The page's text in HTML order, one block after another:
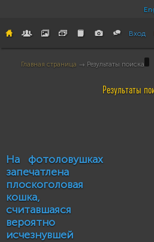
Вход
Главная страница → Результаты поиска
Результаты
На фотоловушках
запечатлена
плоскоголовая
кошка,
считавшаяся
вероятно
исчезнувшей